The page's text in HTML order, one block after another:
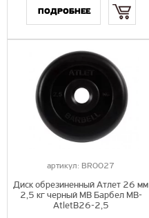
ПОДРОБНЕЕ
артикул: BR0027
Диск обрезиненный Атлет 26 мм
2,5 кг черный МВ Барбел MB-
AtletB26-2,5